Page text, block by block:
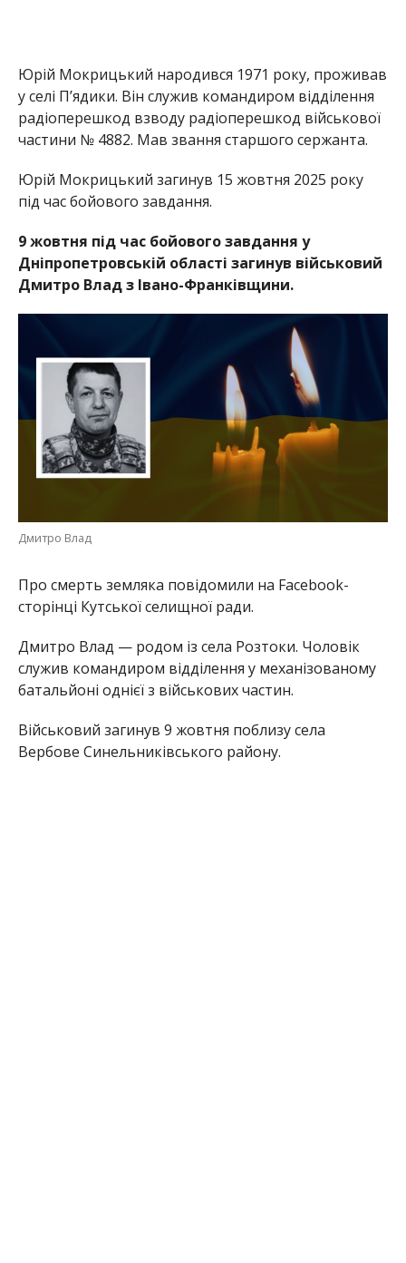
Юрій Мокрицький народився 1971 року, проживав
у селі П’ядики. Він служив командиром відділення
радіоперешкод взводу радіоперешкод військової
частини № 4882. Мав звання старшого сержанта.
Юрій Мокрицький загинув 15 жовтня 2025 року
під час бойового завдання.
9 жовтня під час бойового завдання у
Дніпропетровській області загинув військовий
Дмитро Влад з Івано-Франківщини.
Дмитро Влад
Про смерть земляка повідомили на Facebook-
сторінці Кутської селищної ради.
Дмитро Влад — родом із села Розтоки. Чоловік
служив командиром відділення у механізованому
батальйоні однієї з військових частин.
Військовий загинув 9 жовтня поблизу села
Вербове Синельниківського району.